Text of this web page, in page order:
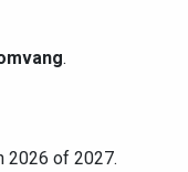
.
2026 of 2027.